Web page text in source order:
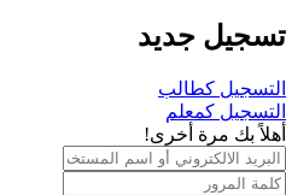
تسجيل جديد
التسجيل كطالب
التسجيل كمعلم
أهلاً بك مرة أخرى!